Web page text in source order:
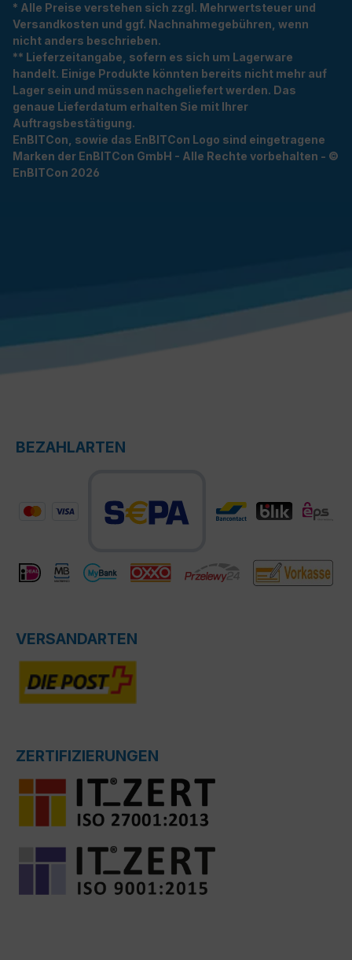
* Alle Preise verstehen sich zzgl. Mehrwertsteuer und
Versandkosten und ggf. Nachnahmegebühren, wenn
nicht anders beschrieben.
** Lieferzeitangabe, sofern es sich um Lagerware
handelt. Einige Produkte könnten bereits nicht mehr auf
Lager sein und müssen nachgeliefert werden. Das
genaue Lieferdatum erhalten Sie mit Ihrer
Auftragsbestätigung.
EnBITCon, sowie das EnBITCon Logo sind eingetragene
Marken der EnBITCon GmbH - Alle Rechte vorbehalten - ©
EnBITCon 2026
BEZAHLARTEN
VERSANDARTEN
ZERTIFIZIERUNGEN